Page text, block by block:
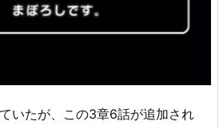
いたが、この3章6話が追加され